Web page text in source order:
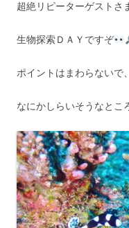
超絶リピーターゲストさ
生物探索ＤＡＹですぞ
ポイントはまわらないで、
なにかしらいそうなとこ